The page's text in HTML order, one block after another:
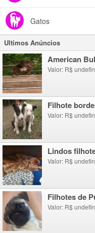
Gatos
Ultimos Anúncios
American
Valor: R$
Filhote
Valor: R$
lindos
Valor: R$
Filhotes de
Valor: R$